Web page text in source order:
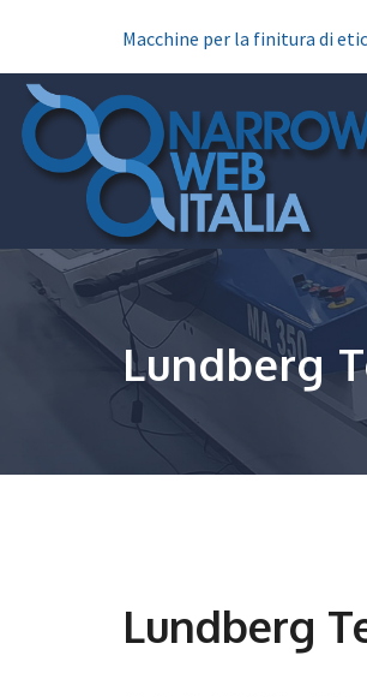
Macchine per la finitura di
Lundberg
Lundberg